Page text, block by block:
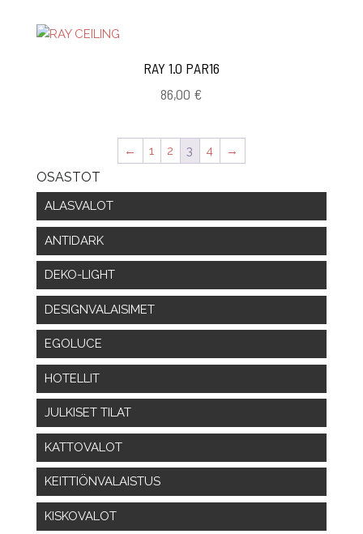
RAY 1.0 PAR16
86,00 €
← 1 2 3 4 →
OSASTOT
ALASVALOT
ANTIDARK
DEKO-LIGHT
DESIGNVALAISIMET
EGOLUCE
HOTELLIT
JULKISET TILAT
KATTOVALOT
KEITTIÖNVALAISTUS
KISKOVALOT